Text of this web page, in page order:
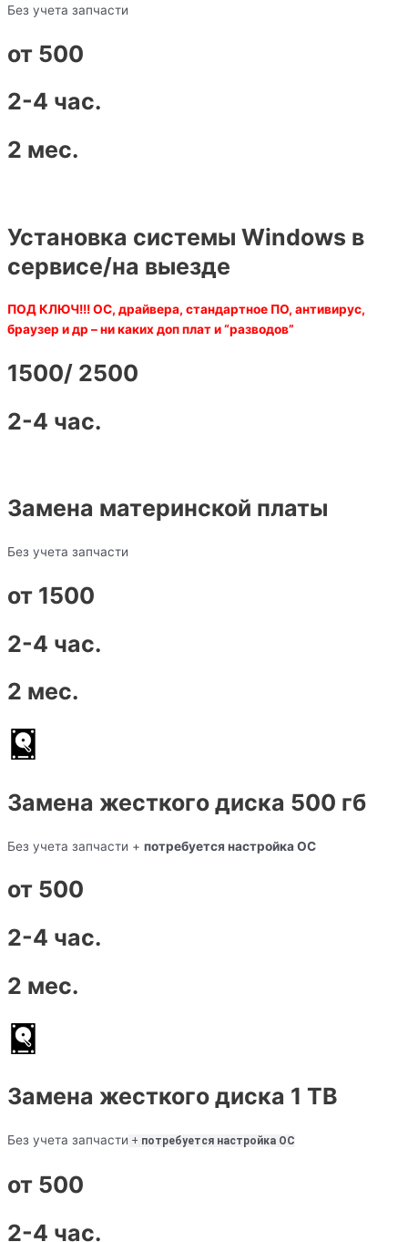
Без учета запчасти
от 500
2-4 час.
2 мес.
Установка системы Windows в
сервисе/на выезде
ПОД КЛЮЧ!!! ОС, драйвера, стандартное ПО, антивирус,
браузер и др – ни каких доп плат и “разводов”
1500/ 2500
2-4 час.
Замена материнской платы
Без учета запчасти
от 1500
2-4 час.
2 мес.
Замена жесткого диска 500 гб
Без учета запчасти + потребуется настройка ОС
от 500
2-4 час.
2 мес.
Замена жесткого диска 1 TB
Без учета запчасти + потребуется настройка ОС
от 500
2-4 час.